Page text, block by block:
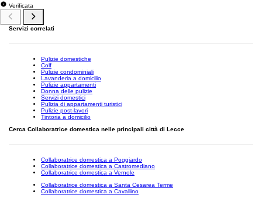
Verificata
Servizi correlati
Pulizie domestiche
Colf
Pulizie condominiali
Lavanderia a domicilio
Pulizie appartamenti
Donna delle pulizie
Servizi domestici
Pulizia di appartamenti turistici
Pulizie post-lavori
Tintoria a domicilio
Cerca Collaboratrice domestica nelle principali città di Lecce
Collaboratrice domestica a Poggiardo
Collaboratrice domestica a Castromediano
Collaboratrice domestica a Vernole
Collaboratrice domestica a Santa Cesarea Terme
Collaboratrice domestica a Cavallino